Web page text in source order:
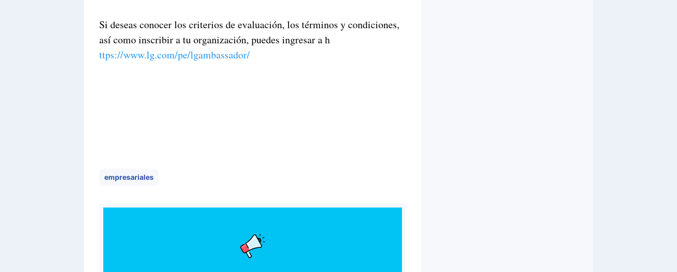
Si deseas conocer los criterios de evaluación, los términos y condiciones,
así como inscribir a tu organización, puedes ingresar a h
ttps://www.lg.com/pe/lgambassador/
empresariales